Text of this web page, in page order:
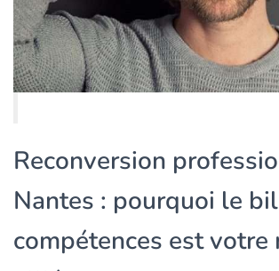
Reconversion
Nantes : pourquoi le
compétences est